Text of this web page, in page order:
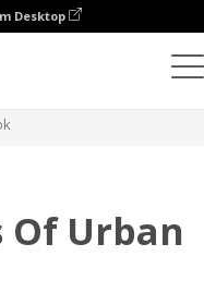
Desktop
Of Urban